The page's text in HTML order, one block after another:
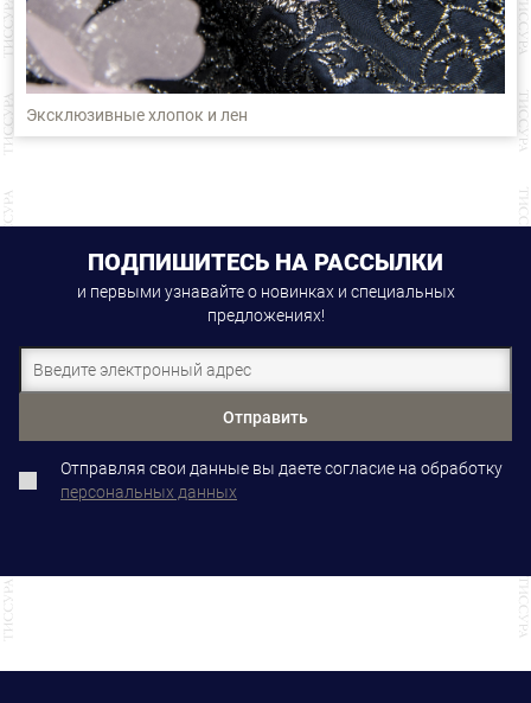
Эксклюзивные хлопок и лен
ПОДПИШИТЕСЬ НА РАССЫЛКИ
и первыми узнавайте о новинках и специальных
предложениях!
Отправить
Отправляя свои данные вы даете согласие на обработку
персональных данных